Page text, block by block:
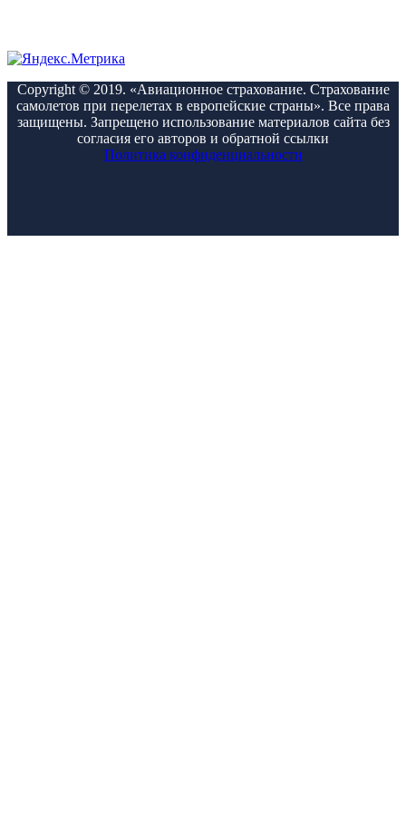
Copyright © 2019. «Авиационное страхование. Страхование
самолетов при перелетах в европейские страны». Все права
защищены. Запрещено использование материалов сайта без
согласия его авторов и обратной ссылки
Политика конфиденциальности